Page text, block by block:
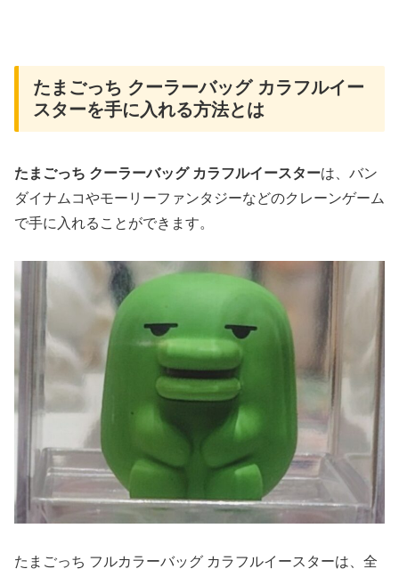
たまごっち クーラーバッグ カラフルイー
スターを手に入れる方法とは
たまごっち クーラーバッグ カラフルイースターは、バン
ダイナムコやモーリーファンタジーなどのクレーンゲーム
で手に入れることができます。
たまごっち フルカラーバッグ カラフルイースターは、全